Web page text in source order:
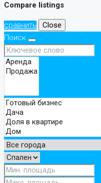
Compare listings
сравнить
Close
Поиск